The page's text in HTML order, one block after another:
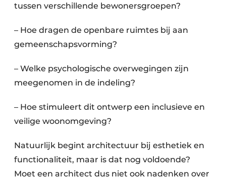
tussen verschillende bewonersgroepen?
– Hoe dragen de openbare ruimtes bij aan
gemeenschapsvorming?
– Welke psychologische overwegingen zijn
meegenomen in de indeling?
– Hoe stimuleert dit ontwerp een inclusieve en
veilige woonomgeving?
Natuurlijk begint architectuur bij esthetiek en
functionaliteit, maar is dat nog voldoende?
Moet een architect dus niet ook nadenken over